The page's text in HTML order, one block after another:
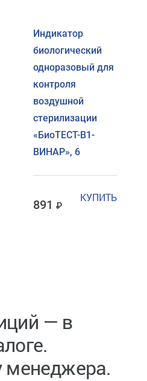
Индикатор
биологический
одноразовый для
контроля
воздушной
стерилизации
«БиоТЕСТ-В1-
ВИНАР», 6
891
КУПИТЬ
— в
менеджера.